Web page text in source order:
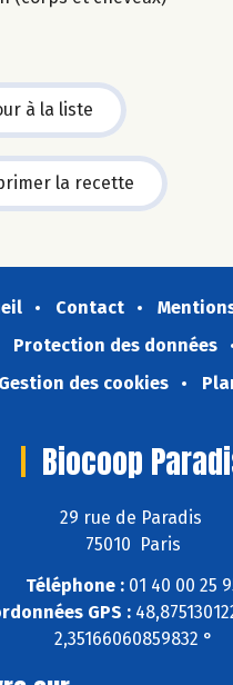
à la liste
la recette
Contact
Protection des données
Gestion des cookies
Biocoop
29 rue de Paradis
75010 Paris
Téléphone : 01 40 00 25
GPS :
2,35166060859832 °